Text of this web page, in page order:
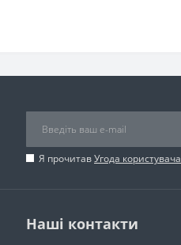
Я прочитавУгода користувача
Наші контакти